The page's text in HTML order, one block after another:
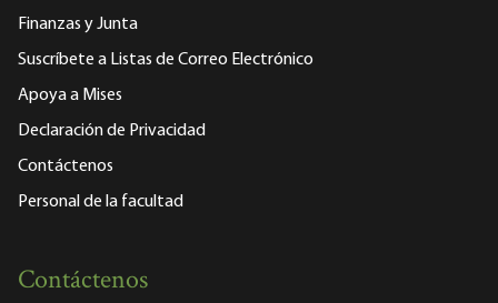
Finanzas y Junta
Suscríbete a Listas de Correo Electrónico
Apoya a Mises
Declaración de Privacidad
Contáctenos
Personal de la facultad
Contáctenos